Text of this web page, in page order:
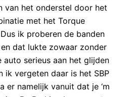
van het onderstel door het
met het Torque
ik proberen de banden
dat lukte zowaar zonder
auto serieus aan het glijden
ik vergeten daar is het SBP
er namelijk vanuit dat je ‘m